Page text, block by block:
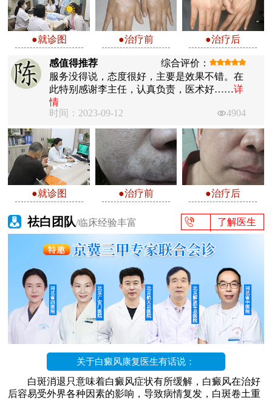
●就诊图 ●治疗前 ●治疗后
感值得推荐
综合评价：
服务没得说，态度很好，主要是效果不错。在
此特别感谢李主任，认真负责，医术好……详
情
时间：2023-09-12
4904
●就诊图 ●治疗前 ●治疗后
祛白团队/临床经验丰富 了解医生
关于白癜风康复医生有话说：
白斑消退只意味着白癜风症状有所缓解，白癜风在治好
后容易受外界各种因素的影响，导致病情复发，白斑卷土重